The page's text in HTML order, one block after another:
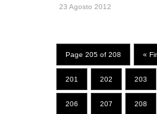
23 Agosto 2012
Page 205 of 208 «
201 202 203
206 207 208